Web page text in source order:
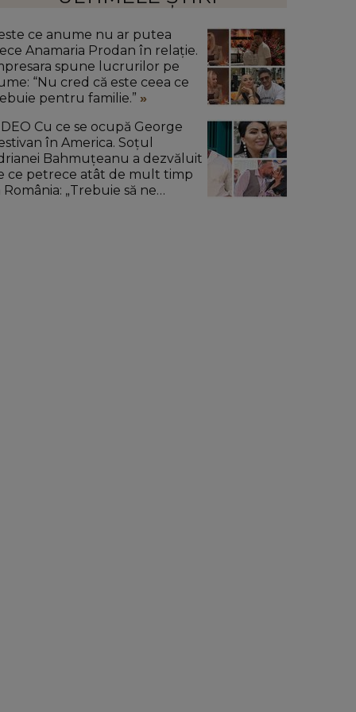
ce anume nu ar putea
Anamaria Prodan în relație.
spune lucrurilor pe
“Nu cred că este ceea ce
pentru familie.”
Cu ce se ocupă George
în America. Soțul
Bahmuțeanu a dezvăluit
ce petrece atât de mult timp
„Trebuie să ne